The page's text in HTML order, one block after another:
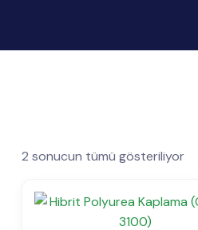
2 sonucun tümü gösteriliyor